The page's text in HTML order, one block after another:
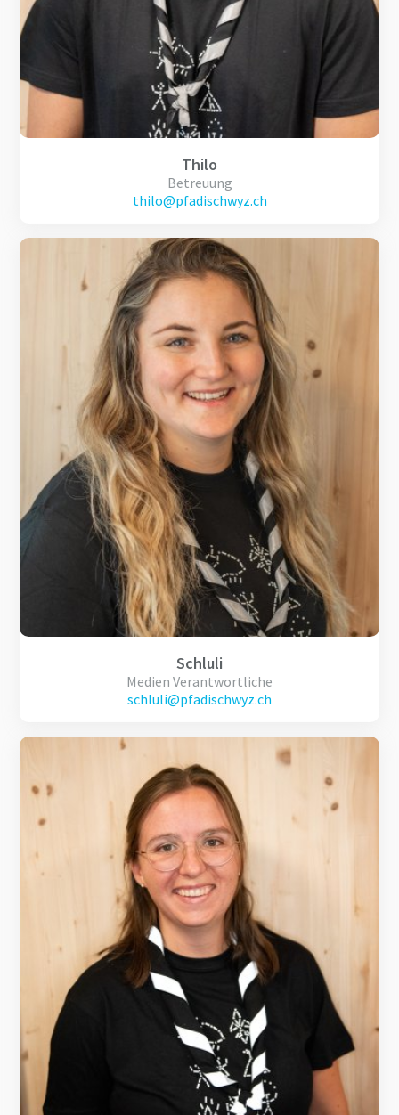
Thilo
Betreuung
thilo@pfadischwyz.ch
Schluli
Medien Verantwortliche
schluli@pfadischwyz.ch